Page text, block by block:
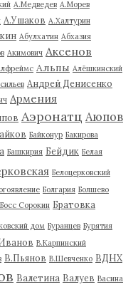
А.Медведев А.Морев
А.Ушаков А.Халтурин
Абулхатин Абхазия
Акимович Аксенов
Альпы Алёшкинский
Андрей Денисенко
Армения
Аэронатц Аюпов
Байконур Бакирова
Башкирия Бейдик Белая
Белоцерковский
Болгария Болшево
Босс Сорокин Братовка
дом Буранцев Бурятия
В.Карпинский
В.Пьянов В.Шевченко ВДНХ
Валетина Валуев Васина